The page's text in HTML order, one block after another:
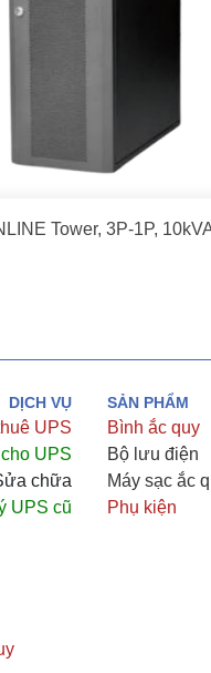
Tower, 3P-1P,
DỊCH VỤ
UPS
UPS
chữa
UPS cũ
SẢN PHẨM
Bình ắc quy
Bộ lưu điện
Máy sạc ắc
Phụ kiện